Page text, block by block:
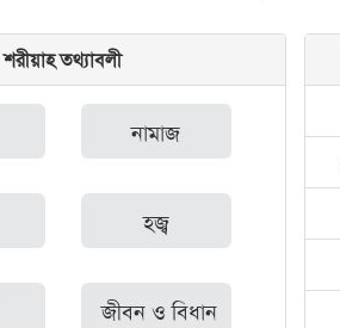
শরীয়াহ তথ্যাবলী
নামাজ
হজ্ব
জীবন ও বিধান